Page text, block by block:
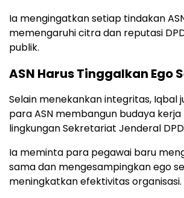
Ia mengingatkan setiap tindakan
memengaruhi citra dan reputasi
publik.
ASN Harus Tinggalkan Ego
Selain menekankan integritas, Iqbal
para ASN membangun budaya
lingkungan Sekretariat Jenderal DPD
Ia meminta para pegawai baru
sama dan mengesampingkan ego
meningkatkan efektivitas organisasi.